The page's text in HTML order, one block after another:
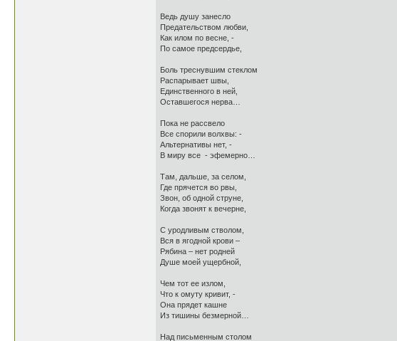
Ведь душу занесло
Предательством любви,
Как илом по весне, -
По самое предсердье,
Боль треснувшим стеклом
Распарывает швы,
Единственного в ней,
Оставшегося нерва…
Пока не рассвело
Все спорили волхвы: -
Альтернативы нет, -
В миру все - эфемерно…
Там, дальше, за селом,
Где прячется во рвы,
Звон, об одной струне,
Когда звонят к вечерне,
С уродливым стволом,
Вся в ягодной крови –
Рябина – нет родней
Душе моей ущербной,
Чем тот ее излом,
Что к омуту кривит, -
Она прядет кашне
Из тишины безмерной…
Над письменным столом